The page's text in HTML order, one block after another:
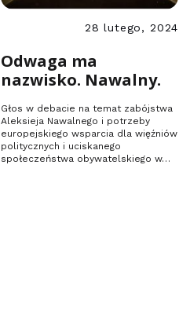
28 lutego, 2024
Odwaga ma
nazwisko. Nawalny.
Głos w debacie na temat zabójstwa
Aleksieja Nawalnego i potrzeby
europejskiego wsparcia dla więźniów
politycznych i uciskanego
społeczeństwa obywatelskiego w…